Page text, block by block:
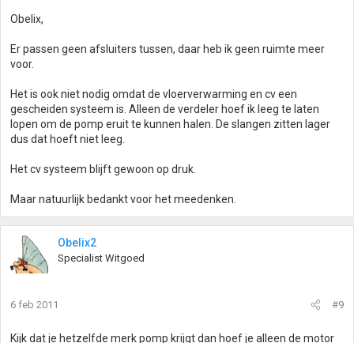
Obelix,
Er passen geen afsluiters tussen, daar heb ik geen ruimte meer
voor.
Het is ook niet nodig omdat de vloerverwarming en cv een
gescheiden systeem is. Alleen de verdeler hoef ik leeg te laten
lopen om de pomp eruit te kunnen halen. De slangen zitten lager
dus dat hoeft niet leeg.
Het cv systeem blijft gewoon op druk.
Maar natuurlijk bedankt voor het meedenken.
Obelix2
Specialist Witgoed
6 feb 2011 #9
Kijk dat je hetzelfde merk pomp krijgt dan hoef je alleen de motor